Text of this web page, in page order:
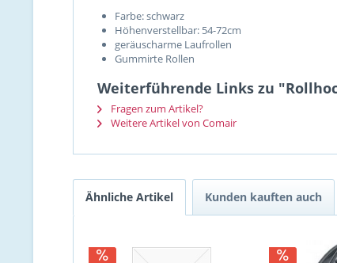
Farbe: schwarz
Höhenverstellbar: 54-72cm
geräuscharme Laufrollen
Gummirte Rollen
Weiterführende Links zu
Fragen zum Artikel?
Weitere Artikel von Comair
Ähnliche Artikel Kunden kauften auch